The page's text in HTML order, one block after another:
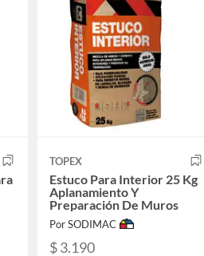
TOPEX
Estuco Para Interior 25 Kg
Aplanamiento Y
Preparación De Muros
Por SODIMAC
$ 3.190